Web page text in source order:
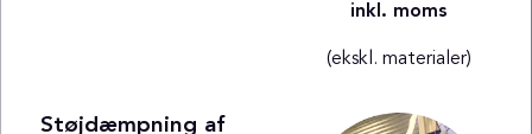
inkl. moms
(ekskl. materialer)
Støjdæmpning af